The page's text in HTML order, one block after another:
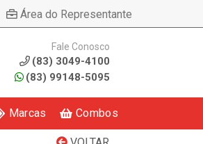
Área do Representante
Fale Conosco
(83) 3049-4100
(83) 99148-5095
Marcas Combos